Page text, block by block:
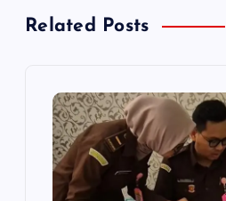
sRelated Posts